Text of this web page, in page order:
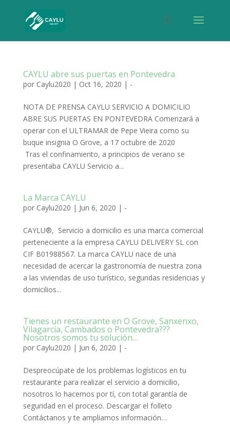
CAYLU abre sus puertas en Pontevedra
por Caylu2020 | Oct 16, 2020 | -
NOTA DE PRENSA CAYLU SERVICIO A DOMICILIO
ABRE SUS PUERTAS EN PONTEVEDRA Comenzará a
operar con el ULTRAMAR de Pepe Vieira como su
buque insignia O Grove, a 17 octubre de 2020
Tras el confinamiento, a principios de verano se
presentaba CAYLU Servicio a...
La Marca CAYLU
por Caylu2020 | Jun 6, 2020 | -
CAYLU®, Servicio a domicilio es una marca comercial
perteneciente a la empresa CAYLU DELIVERY SL con
CIF B01988567. La marca CAYLU nace de una
necesidad de acercar la gastronomía de nuestra zona
a las viviendas de uso turístico, segundas residencias y
domicilios...
Tienes un restaurante en O Grove, Sanxenxo,
Vilagarcía, Cambados o Pontevedra???
Nosotros somos tu solución…
por Caylu2020 | Jun 6, 2020 | -
Despreocúpate de los problemas logísticos en tu
restaurante para realizar el servicio a domicilio,
nosotros lo hacemos por tí, con total garantía de
seguridad en el proceso. Descargar el folleto
Contáctanos y te ampliamos información…